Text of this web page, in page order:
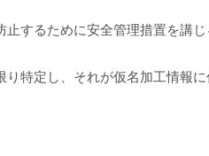
するために安全管理措置を講じ
特定し、それが仮名加工情報